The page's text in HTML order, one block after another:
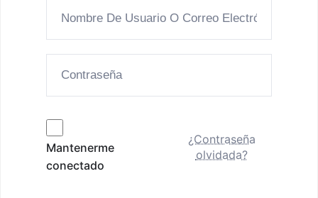
Mantenerme
conectado
¿Contraseña
olvidada?